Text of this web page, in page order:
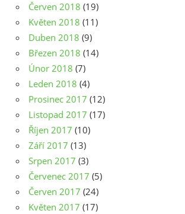
Červen 2018 (19)
Květen 2018 (11)
Duben 2018 (9)
Březen 2018 (14)
Únor 2018 (7)
Leden 2018 (4)
Prosinec 2017 (12)
Listopad 2017 (17)
Říjen 2017 (10)
Září 2017 (13)
Srpen 2017 (3)
Červenec 2017 (5)
Červen 2017 (24)
Květen 2017 (17)